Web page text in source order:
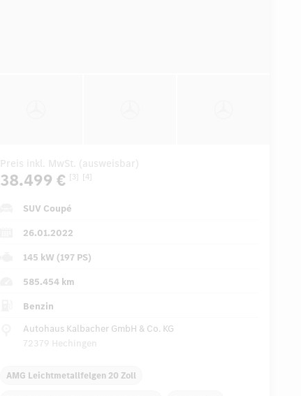
Preis inkl. MwSt. (ausweisbar)
38.499 € [3] [4]
SUV Coupé
26.01.2022
145 kW (197 PS)
585.454 km
Benzin
Autohaus Kalbacher GmbH & Co. KG
72379 Hechingen
AMG Leichtmetallfelgen 20 Zoll